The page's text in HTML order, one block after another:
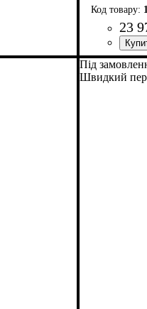
23
Кількість
Струм: DC
Вимикаюча
(ТМ)
Серія:
Під
Швидкий